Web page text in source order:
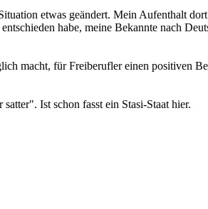
etwas geändert. Mein Aufenthalt
habe, meine Bekannte nach
macht, für Freiberufler einen positiven
Ist schon fasst ein Stasi-Staat hier.